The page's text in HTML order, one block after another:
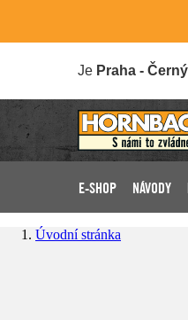
Je Praha -
E-SHOP NÁVODY
Úvodní stránka